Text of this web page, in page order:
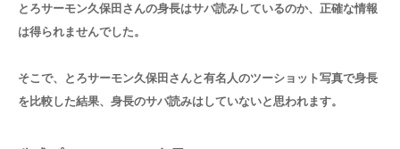
とろサーモン久保田さんの身長はサバ読みしているのか、正確な情報
は得られませんでした。
そこで、とろサーモン久保田さんと有名人のツーショット写真で身長
を比較した結果、 身長のサバ読みはしていないと思われます。